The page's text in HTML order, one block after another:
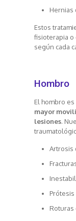
Hernias
Estos
fisioterapia o
según cada
Hombro
El hombro
mayor
lesiones.
Artrosis